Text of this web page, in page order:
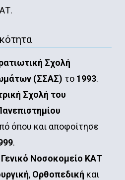
Σχολή
(ΣΣΑΣ) το 1993.
Σχολή του
όπου και αποφοίτησε
.
Γενικό Νοσοκομείο ΚΑΤ
, Ορθοπεδική και